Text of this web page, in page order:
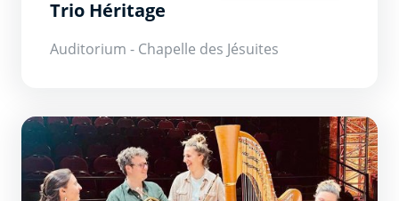
Trio Héritage
Auditorium - Chapelle des Jésuites
Un éléphant à Vérone